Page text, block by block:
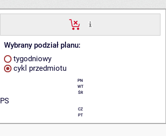
Wybrany podział planu:
tygodniowy
cykl przedmiotu
PN
WT
ŚR
PS
CZ
PT